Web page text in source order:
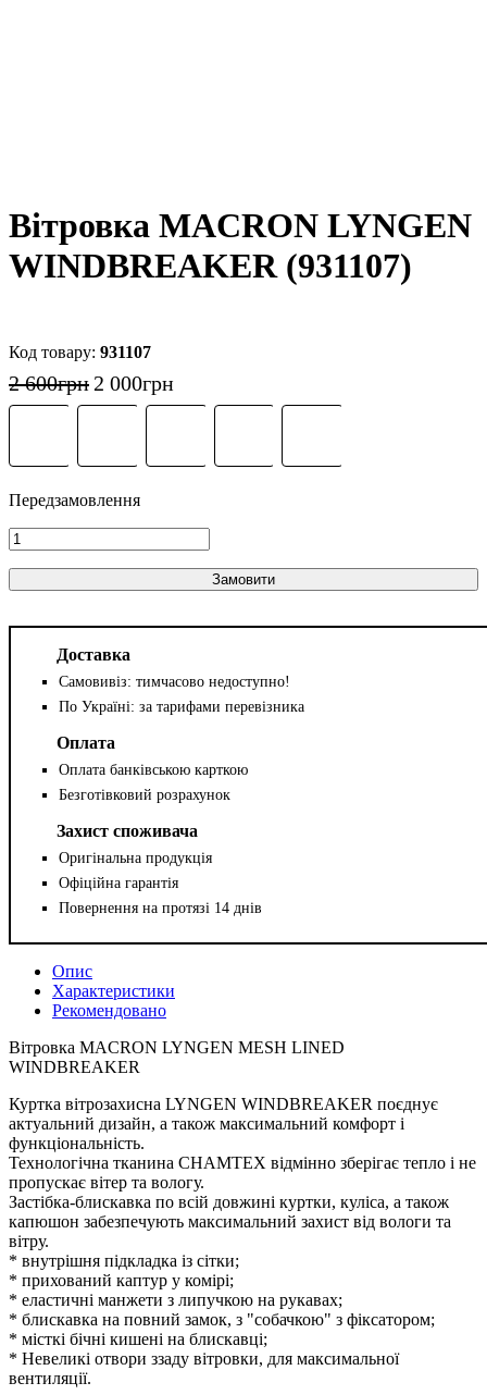
Вітровка MACRON LYNGEN
WINDBREAKER (931107)
931107
2 600грн 2 000грн
Замовити
Доставка
Самовивіз: тимчасово недоступно!
По Україні: за тарифами перевізника
Оплата
Оплата банківською карткою
Безготівковий розрахунок
Захист споживача
Оригінальна продукція
Офіційна гарантія
Повернення на протязі 14 днів
Опис
Характеристики
Рекомендовано
Вітровка MACRON LYNGEN MESH LINED
WINDBREAKER
Куртка вітрозахисна LYNGEN WINDBREAKER поєднує
актуальний дизайн, а також максимальний комфорт і
функціональність.
Технологічна тканина CHAMTEX відмінно зберігає тепло і не
пропускає вітер та вологу.
Застібка-блискавка по всій довжині куртки, куліса, а також
капюшон забезпечують максимальний захист від вологи та
вітру.
* внутрішня підкладка із сітки;
* прихований каптур у комірі;
* еластичні манжети з липучкою на рукавах;
* блискавка на повний замок, з "собачкою" з фіксатором;
* місткі бічні кишені на блискавці;
* Невеликі отвори ззаду вітровки, для максимальної
вентиляції.